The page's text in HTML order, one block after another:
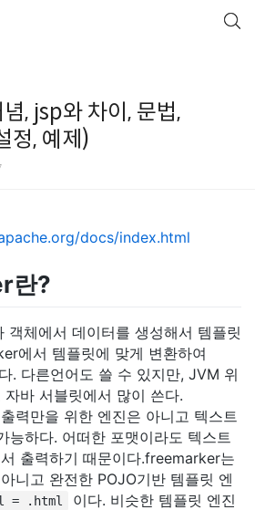
, jsp와 차이, 문법,
정, 예제)
docs/index.html
란?
객체에서 데이터를 생성해서 템플릿
에서 템플릿에 맞게 변환하여
. 다른언어도 쓸 수 있지만, JVM 위
바 서블릿에서 많이 쓴다.
력만을 위한 엔진은 아니고 텍스트
능하다. 어떠한 포맷이라도 텍스트
출력하기 때문이다.freemarker는
니고 완전한 POJO기반 템플릿 엔
= .html
이다. 비슷한 템플릿 엔진